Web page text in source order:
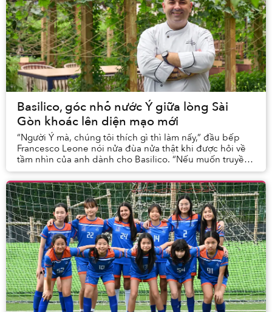
Basilico, góc nhỏ nước Ý giữa lòng Sài
Gòn khoác lên diện mạo mới
“Người Ý mà, chúng tôi thích gì thì làm nấy,” đầu bếp
Francesco Leone nói nửa đùa nửa thật khi được hỏi về
tầm nhìn của anh dành cho Basilico. “Nếu muốn truyền
tải đúng tinh thần ẩm thực Ý, muốn biến ...